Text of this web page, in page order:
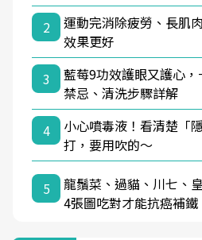
2
運動完消除疲勞、長肌
效果更好
3
藍莓9功效護眼又護心
禁忌、清洗步驟詳解
4
小心噴毒液！看清楚「
打，要用吹的～
5
龍鬚菜、過貓、川七、
4張圖吃對才能抗癌補鐵